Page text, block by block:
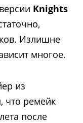
Knights
Излишне
многое.
из
что ремейк
после